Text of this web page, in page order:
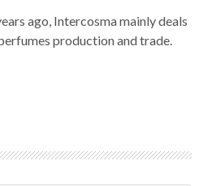
ago, Intercosma mainly deals
production and trade.